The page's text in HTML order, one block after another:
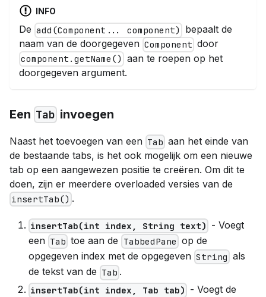
INFO
De add(Component... component)
bepaalt de
naam van de doorgegeven Component door
component.getName() aan te roepen op het
doorgegeven argument.
Een Tab invoegen
Naast het toevoegen van een Tab aan het einde van
de bestaande tabs, is het ook mogelijk om een nieuwe
tab op een aangewezen positie te creëren. Om dit te
doen, zijn er meerdere overloaded versies van de
insertTab() .
insertTab(int index, String text) - Voegt
een Tab toe aan de TabbedPane op de
opgegeven index met de opgegeven String als
de tekst van de Tab .
insertTab(int index, Tab tab) - Voegt de